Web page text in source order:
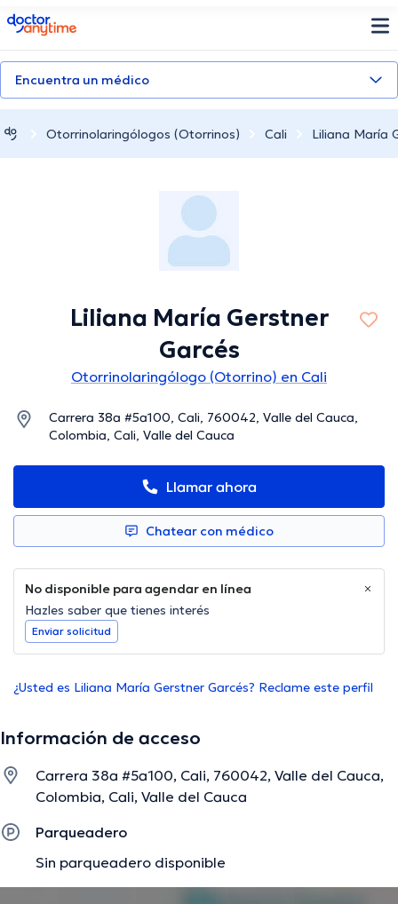
doctoranytime
Encuentra un médico
Otorrinolaringólogos (Otorrinos) Cali Liliana María
Liliana María Gerstner
Garcés
Otorrinolaringólogo (Otorrino) en Cali
Carrera 38a #5a100, Cali, 760042, Valle del Cauca,
Colombia, Cali, Valle del Cauca
Llamar ahora
Chatear con médico
No disponible para agendar en línea
Hazles saber que tienes interés
Enviar solicitud
¿Usted es Liliana María Gerstner Garcés? Reclame este perfil
Información de acceso
Carrera 38a #5a100, Cali, 760042, Valle del Cauca,
Colombia, Cali, Valle del Cauca
Parqueadero
Sin parqueadero disponible